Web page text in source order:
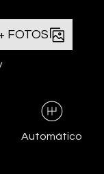
FOTOS
Automático